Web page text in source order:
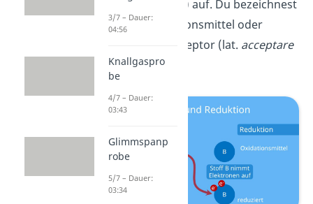
Elektronen (
) auf. Du bezeichnest
ihn als Oxidationsmittel oder
Elektronenakzeptor (lat. acceptare
= empfangen).
3/7 – Dauer:
04:56
Knallgaspro
be
4/7 – Dauer:
03:43
Glimmspanp
robe
5/7 – Dauer:
03:34